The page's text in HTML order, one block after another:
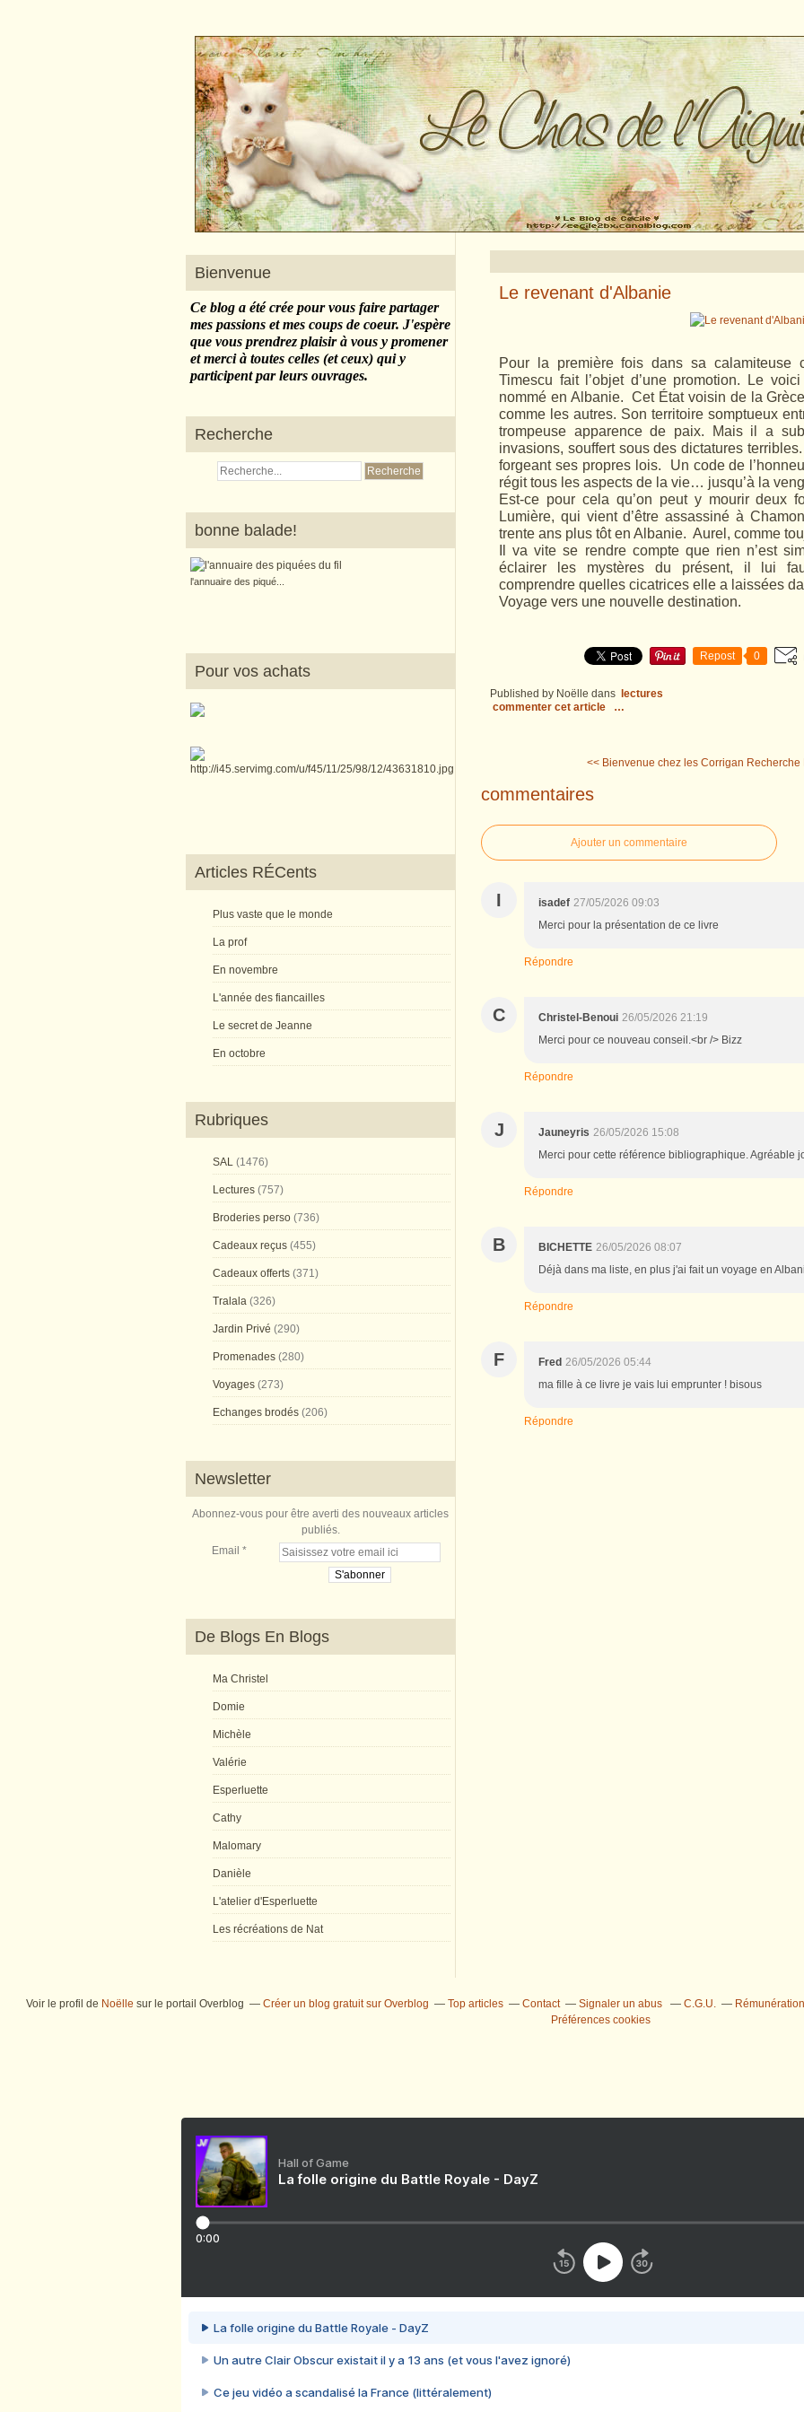
Bienvenue
Ce blog a été crée pour vous faire partager
mes passions et mes coups de coeur. J'espère
que vous prendrez plaisir à vous y promener
et merci à toutes celles (et ceux) qui y
participent par leurs ouvrages.
Recherche
bonne balade!
l'annuaire des piqué...
Pour vos achats
Articles RÉCents
Plus vaste que le monde
La prof
En novembre
L'année des fiancailles
Le secret de Jeanne
En octobre
Rubriques
SAL (1476)
Lectures (757)
Broderies perso (736)
Cadeaux reçus (455)
Cadeaux offerts (371)
Tralala (326)
Jardin Privé (290)
Promenades (280)
Voyages (273)
Echanges brodés (206)
Newsletter
Abonnez-vous pour être averti des nouveaux articles
publiés.
Email
De Blogs En Blogs
Ma Christel
Domie
Michèle
Valérie
Esperluette
Cathy
Malomary
Danièle
L'atelier d'Esperluette
Les récréations de Nat
Le revenant d'Albanie
Pour la première fois dans sa calamiteuse
Timescu fait l’objet d’une promotion. Le
nommé en Albanie. Cet État voisin de la
comme les autres. Son territoire somptueux
trompeuse apparence de paix. Mais il a
invasions, souffert sous des dictatures
forgeant ses propres lois. Un code de
régit tous les aspects de la vie… jusqu’à la
Est-ce pour cela qu’on peut y mourir deux
Lumière, qui vient d’être assassiné à
trente ans plus tôt en Albanie. Aurel, comme
Il va vite se rendre compte que rien n’est
éclairer les mystères du présent, il lui
comprendre quelles cicatrices elle a laissées
Voyage vers une nouvelle destination.
Repost 0
Published by Noëlle dans
lectures
commenter cet article
…
<< Bienvenue chez les Corrigan Recherche
commentaires
Ajouter un commentaire
I isadef 27/05/2026 09:03
Merci pour la présentation de ce livre
Répondre
C Christel-Benoui 26/05/2026 21:19
Merci pour ce nouveau conseil.<br /> Bizz
Répondre
J Jauneyris 26/05/2026 15:08
Merci pour cette référence bibliographique. Agréable
Répondre
B BICHETTE 26/05/2026 08:07
Déjà dans ma liste, en plus j'ai fait un voyage en
Répondre
F Fred 26/05/2026 05:44
ma fille à ce livre je vais lui emprunter ! bisous
Répondre
Voir le profil de Noëlle sur le portail Overblog Créer un blog gratuit sur Overblog Top articles Contact Signaler un abus C.G.U.
Préférences cookies
Hall of Game
La folle origine du Battle Royale - DayZ
0:00
La folle origine du Battle Royale - DayZ
Un autre Clair Obscur existait il y a 13 ans (et vous l'avez ignoré)
Ce jeu vidéo a scandalisé la France (littéralement)